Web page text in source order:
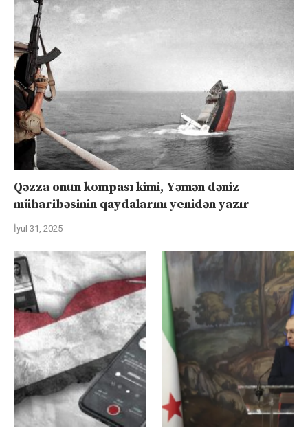
Qəzza onun kompası kimi, Yəmən dəniz
müharibəsinin qaydalarını yenidən yazır
İyul 31, 2025